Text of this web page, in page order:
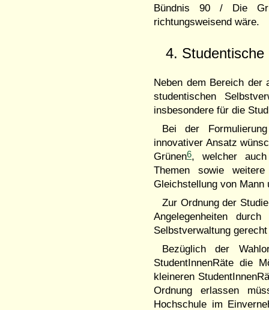
Bündnis 90 / Die
richtungsweisend wäre.
4. Studentische
Neben dem Bereich der
studentischen
insbesondere für die
Bei der
innovativer Ansatz
Grünen6, welcher auch
Themen sowie
Gleichstellung von Mann
Zur Ordnung der
Angelegenheiten
Selbstverwaltung
Bezüglich der
StudentInnenRäte die
kleineren
Ordnung erlassen
Hochschule im